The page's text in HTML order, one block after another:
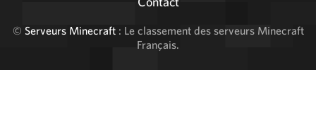
© Serveurs Minecraft: Le classement des serveurs Minecraft
Français.